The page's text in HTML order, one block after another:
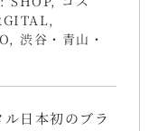
,
, 渋谷・青山・
日本初のブラ